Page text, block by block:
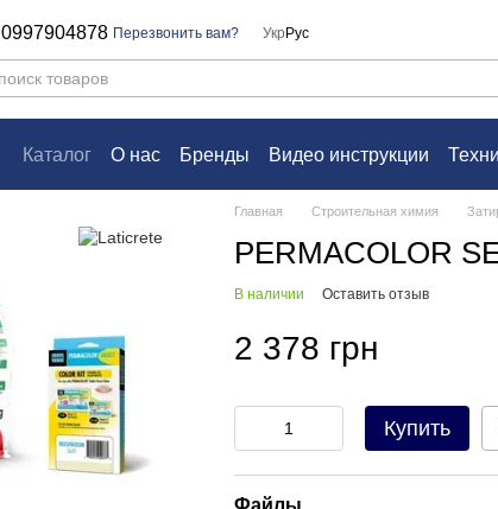
0997904878 Перезвонить вам? Укр Рус
Каталог О нас Бренды Видео инструкции
Главная Строительная химия
PERMACOLOR
В наличии Оставить отзыв
2 378 грн
Купить
Файлы